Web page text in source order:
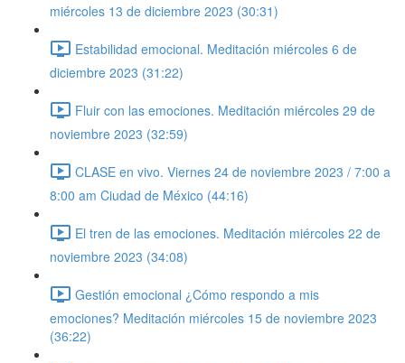
miércoles 13 de diciembre 2023 (30:31)
Estabilidad emocional. Meditación miércoles 6 de
diciembre 2023 (31:22)
Fluir con las emociones. Meditación miércoles 29 de
noviembre 2023 (32:59)
CLASE en vivo. Viernes 24 de noviembre 2023 / 7:00 a
8:00 am Ciudad de México (44:16)
El tren de las emociones. Meditación miércoles 22 de
noviembre 2023 (34:08)
Gestión emocional ¿Cómo respondo a mis
emociones? Meditación miércoles 15 de noviembre 2023
(36:22)